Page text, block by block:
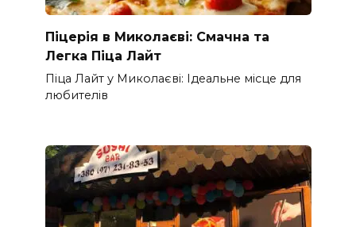
Піцерія в Миколаєві: Смачна та
Легка Піца Лайт
Піца Лайт у Миколаєві: Ідеальне місце для
любителів